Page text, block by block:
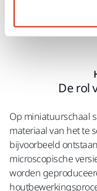
De rol
Op miniatuurschaal
materiaal van het te
bijvoorbeeld
microscopische
worden